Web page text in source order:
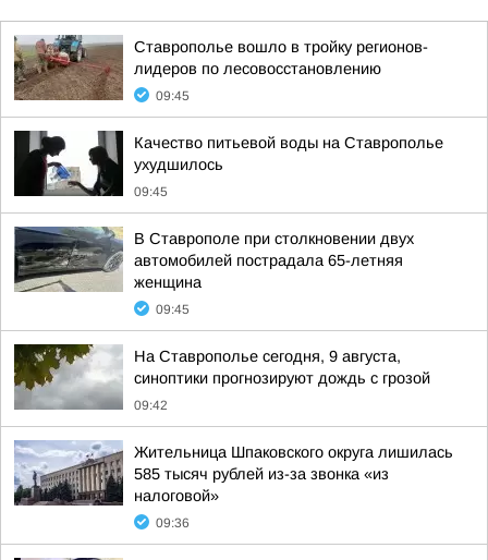
Ставрополье вошло в тройку регионов-
лидеров по лесовосстановлению
09:45
Качество питьевой воды на Ставрополье
ухудшилось
09:45
В Ставрополе при столкновении двух
автомобилей пострадала 65-летняя
женщина
09:45
На Ставрополье сегодня, 9 августа,
синоптики прогнозируют дождь с грозой
09:42
Жительница Шпаковского округа лишилась
585 тысяч рублей из-за звонка «из
налоговой»
09:36